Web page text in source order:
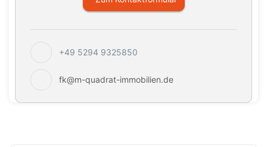
+49 5294 9325850
fk@m-quadrat-immobilien.de